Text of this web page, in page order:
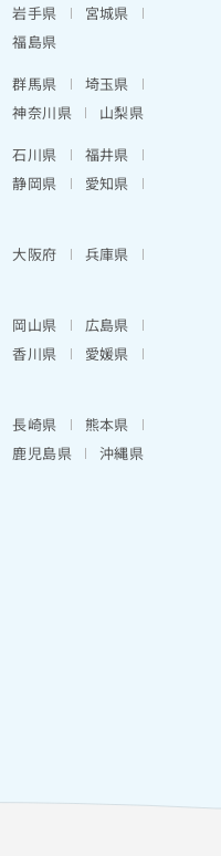
岩手県
宮城県
福島県
群馬県
埼玉県
神奈川県
山梨県
石川県
福井県
静岡県
愛知県
大阪府
兵庫県
岡山県
広島県
香川県
愛媛県
長崎県
熊本県
鹿児島県 沖縄県